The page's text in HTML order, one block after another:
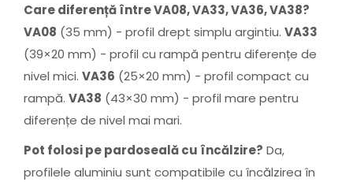
Care diferență între VA08, VA33, VA36, VA38?
VA08 (35 mm) - profil drept simplu argintiu. VA33
(39×20 mm) - profil cu rampă pentru diferențe de
nivel mici. VA36 (25×20 mm) - profil compact cu
rampă. VA38 (43×30 mm) - profil mare pentru
diferențe de nivel mai mari.
Pot folosi pe pardoseală cu încălzire? Da,
profilele aluminiu sunt compatibile cu încălzirea în